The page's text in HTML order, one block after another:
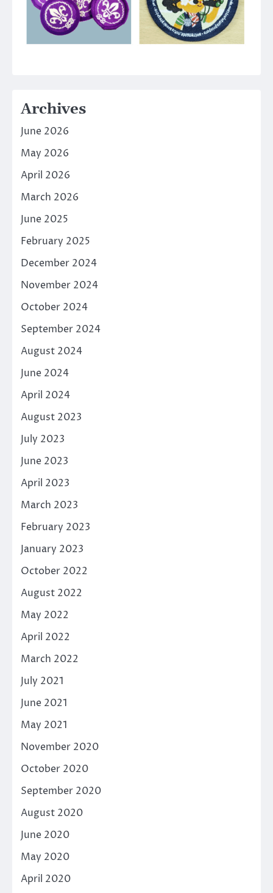
Archives
June 2026
May 2026
April 2026
March 2026
June 2025
February 2025
December 2024
November 2024
October 2024
September 2024
August 2024
June 2024
April 2024
August 2023
July 2023
June 2023
April 2023
March 2023
February 2023
January 2023
October 2022
August 2022
May 2022
April 2022
March 2022
July 2021
June 2021
May 2021
November 2020
October 2020
September 2020
August 2020
June 2020
May 2020
April 2020